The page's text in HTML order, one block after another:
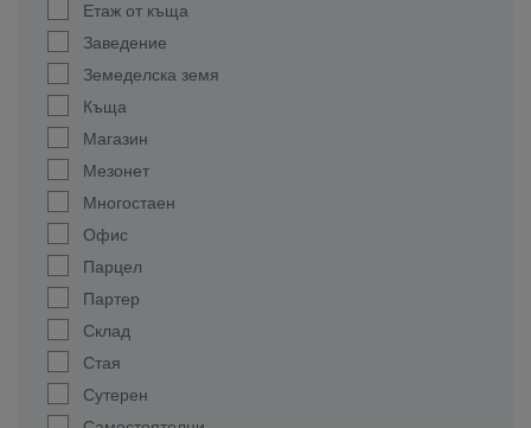
Етаж от къща
Заведение
Земеделска земя
Къща
Магазин
Мезонет
Многостаен
Офис
Парцел
Партер
Склад
Стая
Сутерен